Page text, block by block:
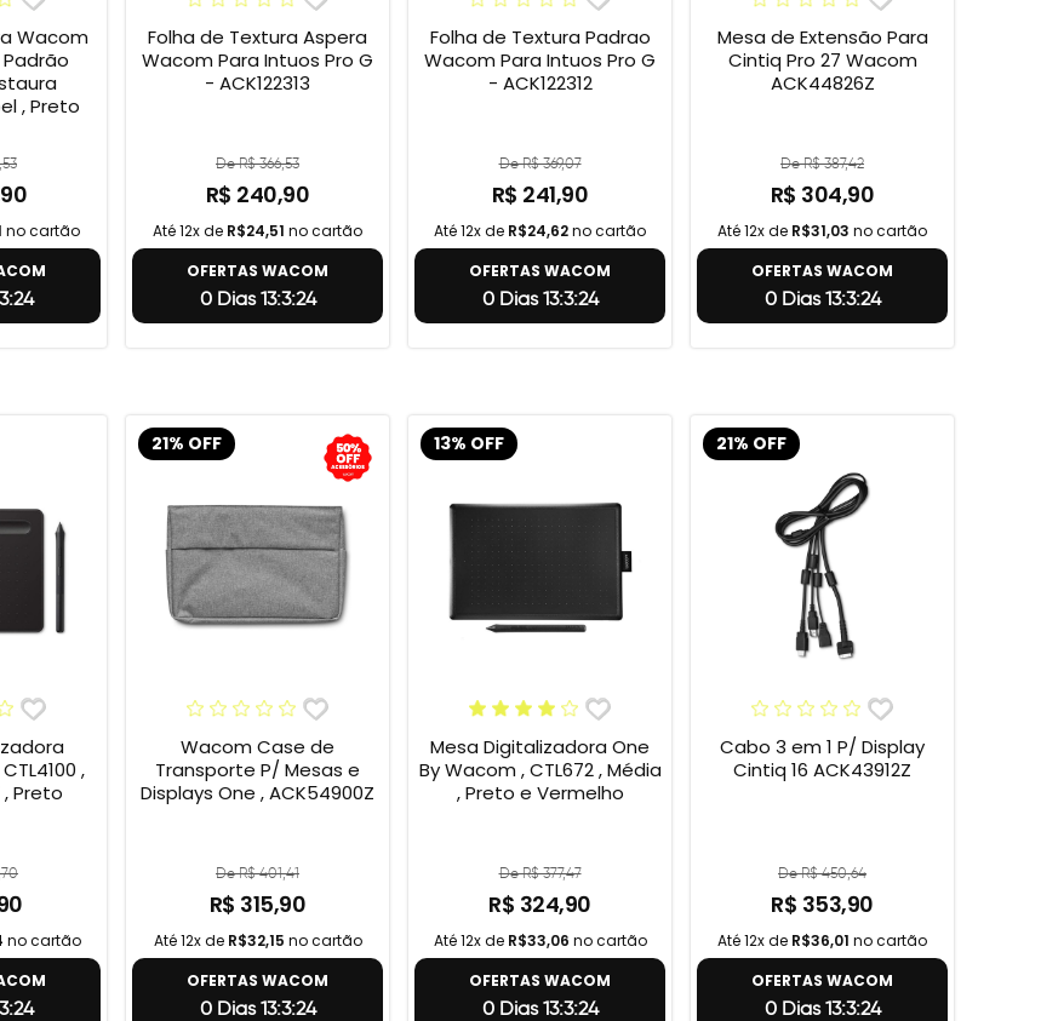
Wacom
Padrão
, Preto
no cartão
Folha de Textura Aspera
Wacom Para Intuos Pro G
- ACK122313
De R$ 366,53
R$ 240,90
Até 12x de R$24,51 no cartão
OFERTAS WACOM
0 Dias 13:3:23
Folha de Textura Padrao
Wacom Para Intuos Pro G
- ACK122312
De R$ 369,07
R$ 241,90
Até 12x de R$24,62no cartão
OFERTAS WACOM
0 Dias 13:3:23
Mesa de Extensão Para
Cintiq Pro 27 Wacom
ACK44826Z
De R$ 387,42
R$ 304,90
Até 12x de R$31,03 no cartão
OFERTAS WACOM
0 Dias 13:3:23
,
Preto
no cartão
21% OFF
Wacom Case de
Transporte P/ Mesas e
Displays One , ACK54900Z
De R$ 401,41
R$ 315,90
Até 12x de R$32,15 no cartão
OFERTAS WACOM
0 Dias 13:3:23
13% OFF
Mesa Digitalizadora One
By Wacom , CTL672 , Média
, Preto e Vermelho
De R$ 377,47
R$ 324,90
Até 12x de R$33,06 no cartão
OFERTAS WACOM
0 Dias 13:3:23
21% OFF
Cabo 3 em 1 P/ Display
Cintiq 16 ACK43912Z
De R$ 450,64
R$ 353,90
Até 12x de R$36,01 no cartão
OFERTAS WACOM
0 Dias 13:3:23